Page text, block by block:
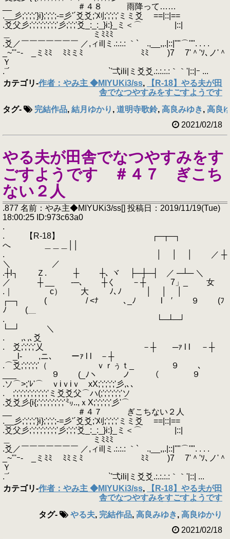
__ ＃４８ 雨降って……
.__彡;';';';'}i};';';';-=彡'´爻爻;'刈;';';';'ミミ爻 ==|::|==
.爻父彡;';';';';';';';'彡;';';'爻_:_:_}i:}_ミ＜⌒ |::|
＿ ミﾐﾐﾐ
.爻／￣￣￣￣￣￣￣ ／,ィil|ミ.:.:.: ｀` .,__,,.|::|''"⌒''". . . .
_~"'ｰ- _ミﾐﾐ ﾐﾐミﾐ ﾐﾐ )7 7'＾'ｿ､ノ'＾
Ｙ
.¨´ `'弌ili|ミ爻爻.:.:.:.:｀｀'|::|ｰ ...
カテゴリ-作者：やみ主 ◆MIYUKi3/ss,
【R-18】やる夫が田
舎でなつやすみをすごすようです
タグ- 完結作品, 結月ゆかり , 道明寺歌鈴, 高良みゆき, 高良
2021/02/18
やる夫が田舎でなつやすみをす
ごすようです ＃４７ ぎこち
ない２人
.877 名前：やみ主◆MIYUKi3/ss[] 投稿日：2019/11/19(Tue)
18:00:25 ID:973c63a0
.
. 【R-18】 ┌─┬─┐
へ ＿＿＿││
. │ │ │ ／ ┼
＼ ／
.┼l┐ Ｚ. ┼ ┼､ ヾ ├─┼─┤ ／ ─┴─ ＼
／ ┼ __ -─､ ┼く －┼ 7」_ 女
.｜ c） 大 ﾉ､ﾉ │ │ │
┌─┐ ( / <ﾅ ､_ﾉ l ′ ９ (ﾌ
ﾉ (＿
. └─┴─┘
└─┘ ＼
. ,､,､爻
. 爻;';';';'乂 －┼ ─ｧ l l －┼
_l‐ ,ニ､ ーｧ l l －┼
.⌒爻;';';';';'（ ｖｒぅｔ_ ９ ､
___ ９ (_ﾉヽ ノ （ ９
.ソ⌒>;'ﾚ'⌒ ｖiｖiｖ xX;';';';';'彡,､､
. ;';';';';';';';';';'ミ爻爻父⌒ハ(;';';';';';'ソ
.爻爻彡{i{;';';';';';';';'㍉..,ｘX;';';';';'彡'⌒
__ ＃４７ ぎこちない２人
.__彡;';';';'}i};';';';-=彡'´爻爻;'刈;';';';'ミミ爻 ==|::|==
.爻父彡;';';';';';';';'彡;';';'爻_:_:_}i:}_ミ＜⌒ |::|
＿ ミﾐﾐﾐ
.爻／￣￣￣￣￣￣￣ ／,ィil|ミ.:.:.: ｀` .,__,,.|::|''"⌒''". . . .
_~"'ｰ- _ミﾐﾐ ﾐﾐミﾐ ﾐﾐ )7 7'＾'ｿ､ノ'＾
Ｙ
.¨´ `'弌ili|ミ爻爻.:.:.:.:｀｀'|::| ...
カテゴリ-作者：やみ主 ◆MIYUKi3/ss,
【R-18】やる夫が田
舎でなつやすみをすごすようです
タグ- やる夫, 完結作品, 高良みゆき, 高良ゆかり
2021/02/18